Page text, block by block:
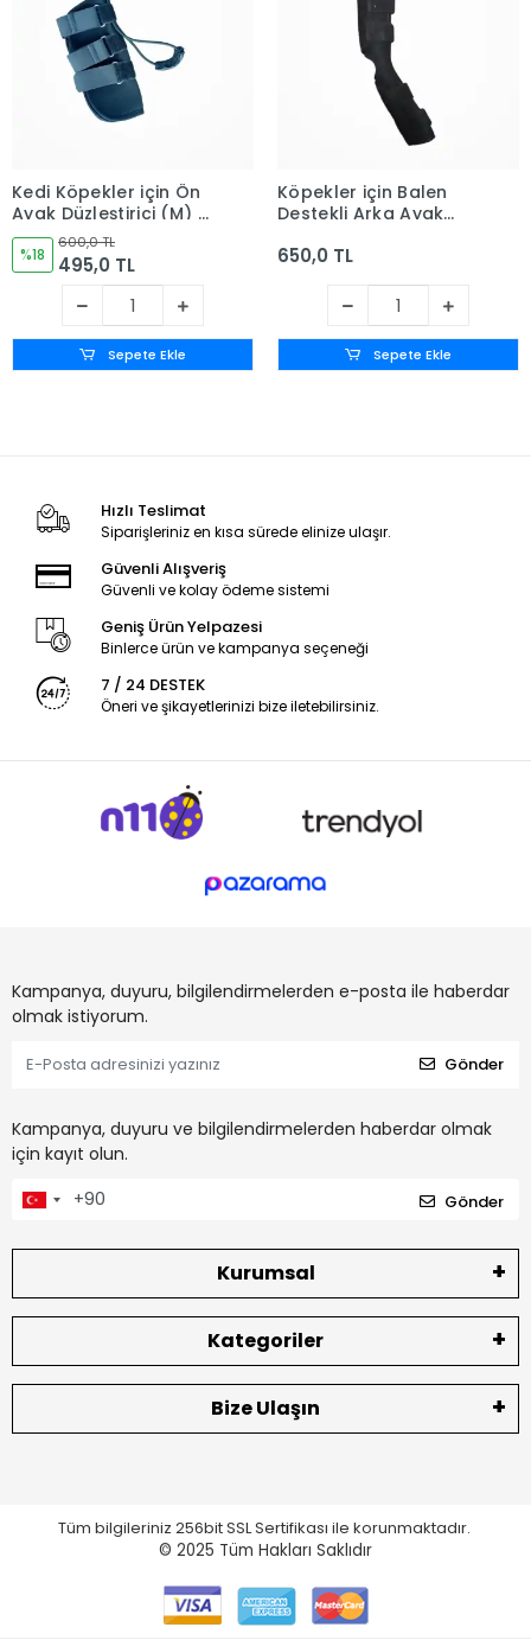
Kedi Köpekler için Ön
Ayak Düzleştirici (M) -
Medium
%18
600,0 TL
495,0 TL
Sepete Ekle
Köpekler için Balen
Destekli Arka Ayak
- (XL)
650,0 TL
Sepete Ekle
Hızlı Teslimat
Siparişleriniz en kısa sürede elinize ulaşır.
Güvenli Alışveriş
Güvenli ve kolay ödeme sistemi
Geniş Ürün Yelpazesi
Binlerce ürün ve kampanya seçeneği
7 / 24 DESTEK
Öneri ve şikayetlerinizi bize iletebilirsiniz.
Kampanya, duyuru, bilgilendirmelerden e-posta ile haberdar
olmak istiyorum.
Gönder
Kampanya, duyuru ve bilgilendirmelerden haberdar olmak
için kayıt olun.
Gönder
Kurumsal
Kategoriler
Bize Ulaşın
Tüm bilgileriniz 256bit SSL Sertifikası ile korunmaktadır.
© 2025 Tüm Hakları Saklıdır